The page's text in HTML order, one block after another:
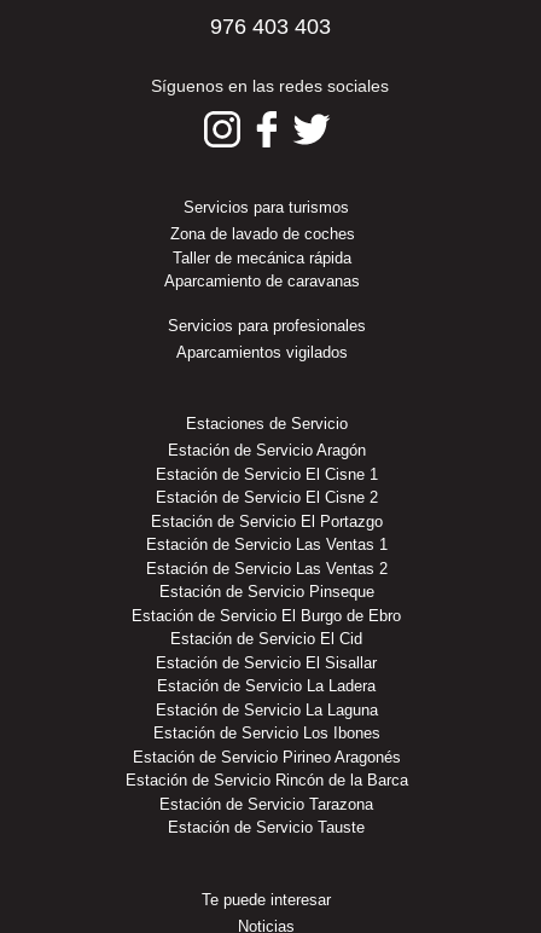
976 403 403
Síguenos en las redes sociales
Servicios para turismos
Zona de lavado de coches
Taller de mecánica rápida
Aparcamiento de caravanas
Servicios para profesionales
Aparcamientos vigilados
Estaciones de Servicio
Estación de Servicio Aragón
Estación de Servicio El Cisne 1
Estación de Servicio El Cisne 2
Estación de Servicio El Portazgo
Estación de Servicio Las Ventas 1
Estación de Servicio Las Ventas 2
Estación de Servicio Pinseque
Estación de Servicio El Burgo de Ebro
Estación de Servicio El Cid
Estación de Servicio El Sisallar
Estación de Servicio La Ladera
Estación de Servicio La Laguna
Estación de Servicio Los Ibones
Estación de Servicio Pirineo Aragonés
Estación de Servicio Rincón de la Barca
Estación de Servicio Tarazona
Estación de Servicio Tauste
Te puede interesar
Noticias